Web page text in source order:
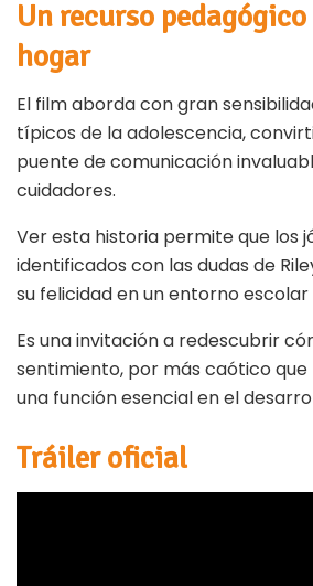
Un recurso
hogar
El film aborda con gran
típicos de la adolescencia,
puente de comunicación
cuidadores.
Ver esta historia permite que los
identificados con las dudas de
su felicidad en un entorno escolar
Es una invitación a redescubrir
sentimiento, por más caótico
una función esencial en el
Tráiler oficial